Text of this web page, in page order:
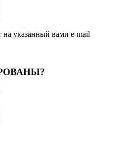
на указанный вами e-mail